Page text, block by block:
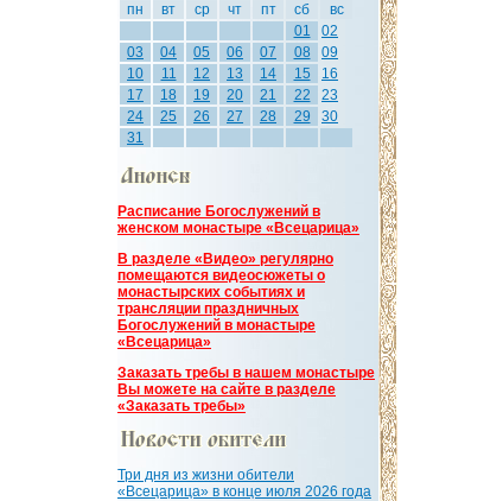
пн
вт ср чт пт сб
вс
01
02
03
04 05 06 07 08
09
10
11 12 13 14 15
16
17
18 19 20 21 22
23
24
25 26 27 28 29
30
31
Расписание Богослужений в
женском монастыре «Всецарица»
В разделе «Видео» регулярно
помещаются видеосюжеты о
монастырских событиях и
трансляции праздничных
Богослужений в монастыре
«Всецарица»
Заказать требы в нашем монастыре
Вы можете на сайте в разделе
«Заказать требы»
Три дня из жизни обители
«Всецарица» в конце июля 2026 года